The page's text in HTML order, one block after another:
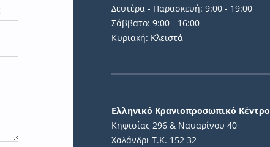
Δευτέρα - Παρασκευή: 9:00 - 19:00
Σάββατο: 9:00 - 16:00
Κυριακή: Κλειστά
Ελληνικό Κρανιοπροσωπικό Κέντρο
Κηφισίας 296 & Ναυαρίνου 40
Χαλάνδρι Τ.Κ. 152 32